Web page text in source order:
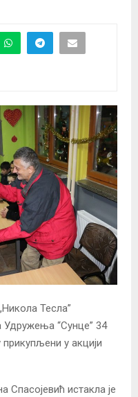
Тесла”
Удружења “Сунце” 34
у акцији
Спасојевић истакла је